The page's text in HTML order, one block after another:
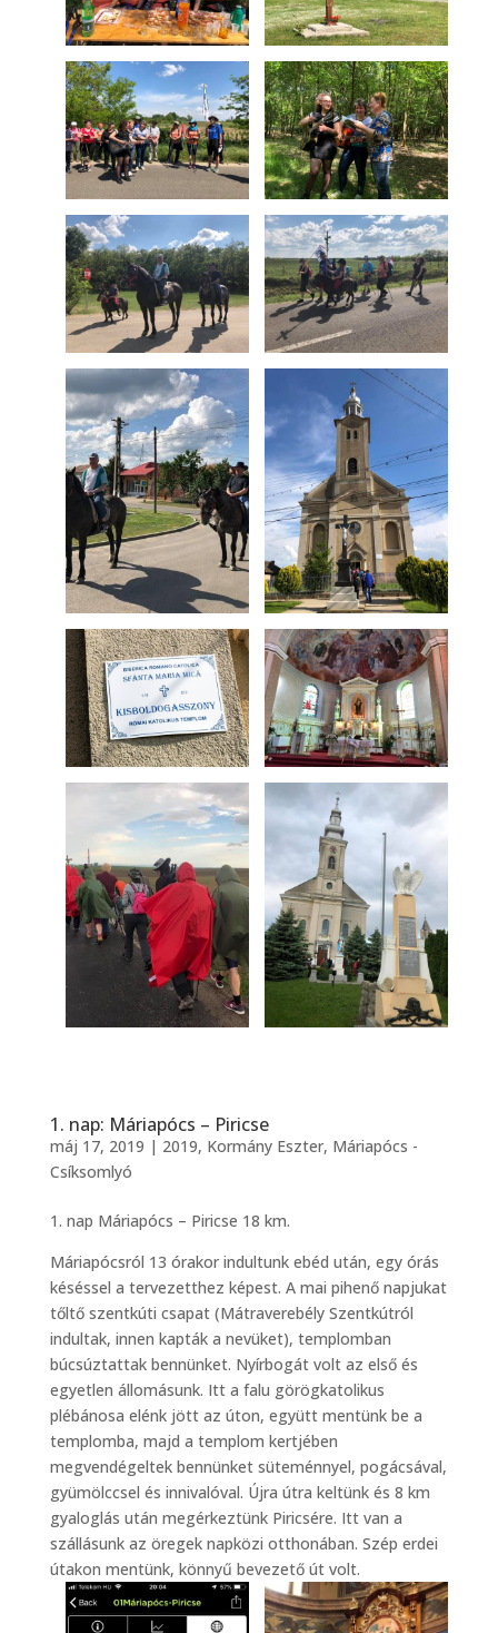
1. nap: Máriapócs – Piricse
máj 17, 2019 | 2019, Kormány Eszter, Máriapócs -
Csíksomlyó
1. nap Máriapócs – Piricse 18 km.
Máriapócsról 13 órakor indultunk ebéd után, egy órás
késéssel a tervezetthez képest. A mai pihenő napjukat
tőltő szentkúti csapat (Mátraverebély Szentkútról
indultak, innen kapták a nevüket), templomban
búcsúztattak bennünket. Nyírbogát volt az első és
egyetlen állomásunk. Itt a falu görögkatolikus
plébánosa elénk jött az úton, együtt mentünk be a
templomba, majd a templom kertjében
megvendégeltek bennünket süteménnyel, pogácsával,
gyümölccsel és innivalóval. Újra útra keltünk és 8 km
gyaloglás után megérkeztünk Piricsére. Itt van a
szállásunk az öregek napközi otthonában. Szép erdei
útakon mentünk, könnyű bevezető út volt.